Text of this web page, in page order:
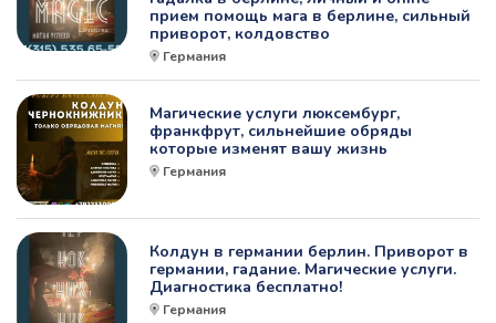
прием помощь мага в берлине, сильный
приворот, колдовство
Германия
Магические услуги люксембург,
франкфрут, сильнейшие обряды
которые изменят вашу жизнь
Германия
Колдун в германии берлин. Приворот в
германии, гадание. Магические услуги.
Диагностика бесплатно!
Германия